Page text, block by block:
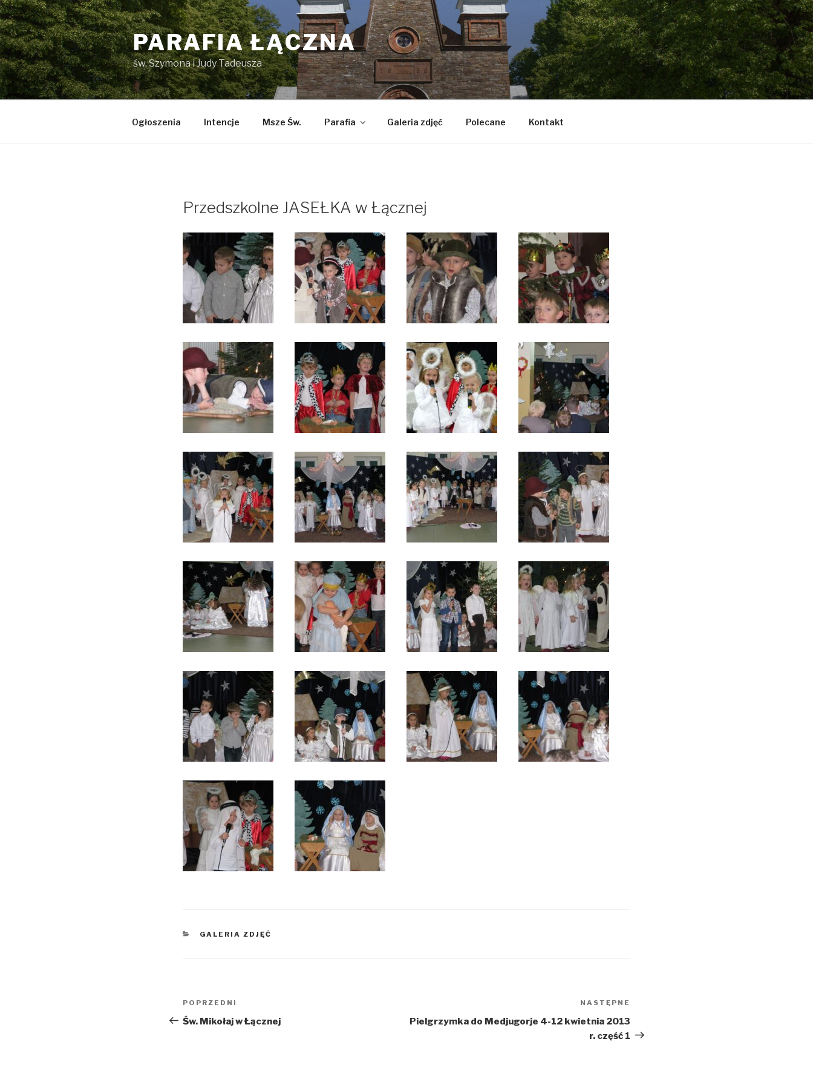
Przejdź
do
treści
PARAFIA ŁĄCZNA
św. Szymona i Judy Tadeusza
Ogłoszenia Intencje Msze Św. Parafia Galeria zdjęć Polecane Kontakt
Przedszkolne JASEŁKA w Łącznej
KATEGORIE
GALERIA ZDJĘĆ
Nawigacja
wpisu
Poprzedni
wpis
POPRZEDNI
Św. Mikołaj w Łącznej
NASTĘPNE
Pielgrzymka do Medjugorje 4-12 kwietnia 2013
r. część 1